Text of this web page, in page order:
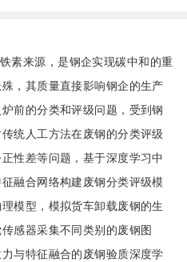
素来源，是钢企实现碳中和的重
，其质量直接影响钢企的生产
前的分类和评级问题，受到钢
统人工方法在废钢的分类评级
性差等问题，基于深度学习中
融合网络构建废钢分类评级模
模型，模拟货车卸载废钢的生
感器采集不同类别的废钢图
与特征融合的废钢验质深度学